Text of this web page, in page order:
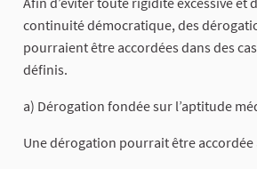
continuité démocratique, des
pourraient être accordées dans des
définis.
a) Dérogation fondée sur l’aptitude
Une dérogation pourrait être accordée